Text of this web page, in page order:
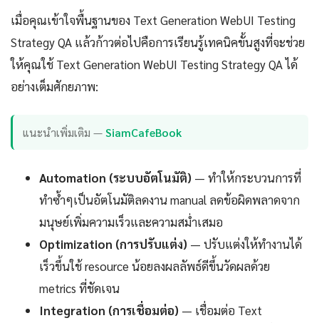
เมื่อคุณเข้าใจพื้นฐานของ Text Generation WebUI Testing
Strategy QA แล้วก้าวต่อไปคือการเรียนรู้เทคนิคขั้นสูงที่จะช่วย
ให้คุณใช้ Text Generation WebUI Testing Strategy QA ได้
อย่างเต็มศักยภาพ:
แนะนำเพิ่มเติม —SiamCafeBook
Automation (ระบบอัตโนมัติ) — ทำให้กระบวนการที่
ทำซ้ำๆเป็นอัตโนมัติลดงาน manual ลดข้อผิดพลาดจาก
มนุษย์เพิ่มความเร็วและความสม่ำเสมอ
Optimization (การปรับแต่ง) — ปรับแต่งให้ทำงานได้
เร็วขึ้นใช้ resource น้อยลงผลลัพธ์ดีขึ้นวัดผลด้วย
metrics ที่ชัดเจน
Integration (การเชื่อมต่อ) — เชื่อมต่อ Text